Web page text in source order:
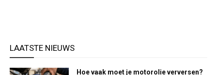
LAATSTE NIEUWS
Hoe vaak moet je motorolie verversen?